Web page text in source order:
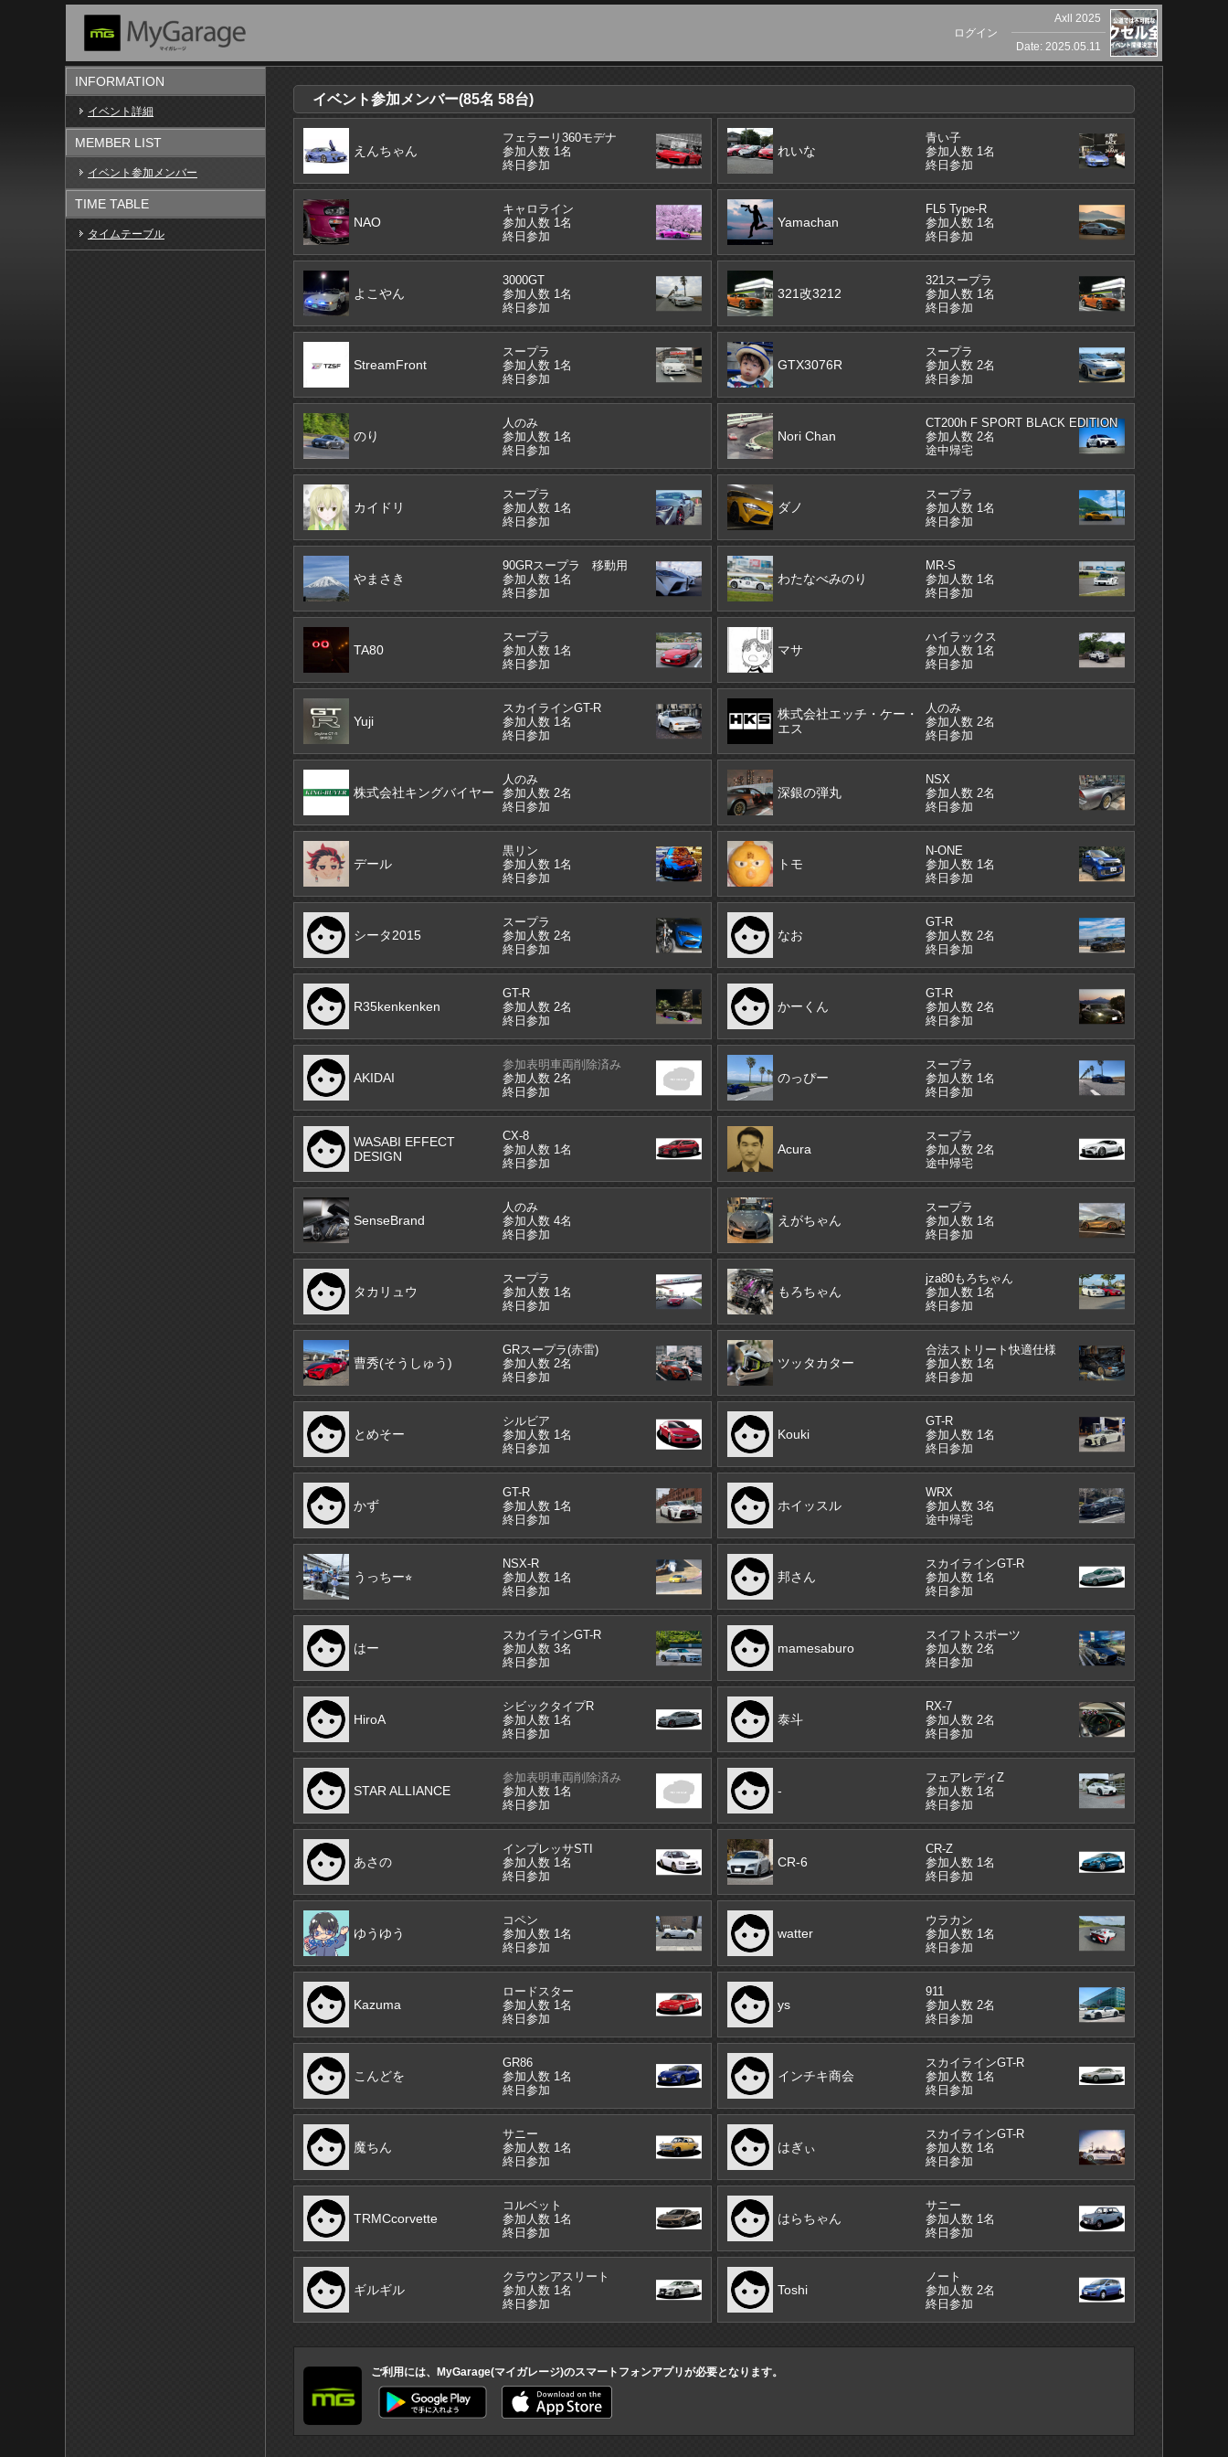
ログイン
Axll 2025
Date: 2025.05.11
INFORMATION
イベント詳細
MEMBER LIST
イベント参加メンバー
TIME TABLE
タイムテーブル
イベント参加メンバー(85名 58台)
えんちゃん
フェラーリ360モデナ
参加人数 1名
終日参加
れいな
青い子
参加人数 1名
終日参加
NAO
キャロライン
参加人数 1名
終日参加
Yamachan
FL5 Type-R
参加人数 1名
終日参加
よこやん
3000GT
参加人数 1名
終日参加
321改3212
321スープラ
参加人数 1名
終日参加
StreamFront
スープラ
参加人数 1名
終日参加
GTX3076R
スープラ
参加人数 2名
終日参加
のり
人のみ
参加人数 1名
終日参加
Nori Chan
CT200h F SPORT BLACK EDITION
参加人数 2名
途中帰宅
カイドリ
スープラ
参加人数 1名
終日参加
ダノ
スープラ
参加人数 1名
終日参加
やまさき
90GRスープラ 移動用
参加人数 1名
終日参加
わたなべみのり
MR-S
参加人数 1名
終日参加
TA80
スープラ
参加人数 1名
終日参加
マサ
ハイラックス
参加人数 1名
終日参加
Yuji
スカイラインGT-R
参加人数 1名
終日参加
株式会社エッチ・ケー・
エス
人のみ
参加人数 2名
終日参加
株式会社キングバイヤー
人のみ
参加人数 2名
終日参加
深銀の弾丸
NSX
参加人数 2名
終日参加
デール
黒リン
参加人数 1名
終日参加
トモ
N-ONE
参加人数 1名
終日参加
シータ2015
スープラ
参加人数 2名
終日参加
なお
GT-R
参加人数 2名
終日参加
R35kenkenken
GT-R
参加人数 2名
終日参加
かーくん
GT-R
参加人数 2名
終日参加
AKIDAI
参加表明車両削除済み
参加人数 2名
終日参加
のっぴー
スープラ
参加人数 1名
終日参加
WASABI EFFECT
DESIGN
CX-8
参加人数 1名
終日参加
Acura
スープラ
参加人数 2名
途中帰宅
SenseBrand
人のみ
参加人数 4名
終日参加
えがちゃん
スープラ
参加人数 1名
終日参加
タカリュウ
スープラ
参加人数 1名
終日参加
もろちゃん
jza80もろちゃん
参加人数 1名
終日参加
曹秀(そうしゅう)
GRスープラ(赤雷)
参加人数 2名
終日参加
ツッタカター
合法ストリート快適仕様
参加人数 1名
終日参加
とめそー
シルビア
参加人数 1名
終日参加
Kouki
GT-R
参加人数 1名
終日参加
かず
GT-R
参加人数 1名
終日参加
ホイッスル
WRX
参加人数 3名
途中帰宅
うっちー⭐︎
NSX-R
参加人数 1名
終日参加
邦さん
スカイラインGT-R
参加人数 1名
終日参加
はー
スカイラインGT-R
参加人数 3名
終日参加
mamesaburo
スイフトスポーツ
参加人数 2名
終日参加
HiroA
シビックタイプR
参加人数 1名
終日参加
泰斗
RX-7
参加人数 2名
終日参加
STAR ALLIANCE
参加表明車両削除済み
参加人数 1名
終日参加
-
フェアレディZ
参加人数 1名
終日参加
あさの
インプレッサSTI
参加人数 1名
終日参加
CR-6
CR-Z
参加人数 1名
終日参加
ゆうゆう
コペン
参加人数 1名
終日参加
watter
ウラカン
参加人数 1名
終日参加
Kazuma
ロードスター
参加人数 1名
終日参加
ys
911
参加人数 2名
終日参加
こんどを
GR86
参加人数 1名
終日参加
インチキ商会
スカイラインGT-R
参加人数 1名
終日参加
魔ちん
サニー
参加人数 1名
終日参加
はぎぃ
スカイラインGT-R
参加人数 1名
終日参加
TRMCcorvette
コルベット
参加人数 1名
終日参加
はらちゃん
サニー
参加人数 1名
終日参加
ギルギル
クラウンアスリート
参加人数 1名
終日参加
Toshi
ノート
参加人数 2名
終日参加
ご利用には、MyGarage(マイガレージ)のスマートフォンアプリが必要となります。